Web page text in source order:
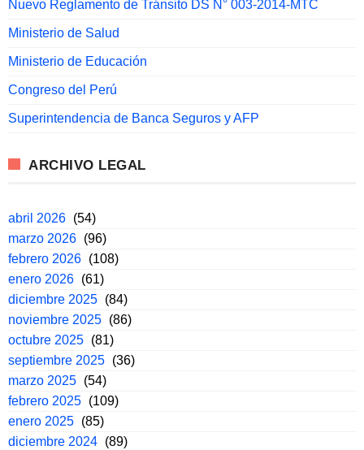
Nuevo Reglamento de Tránsito DS N° 003-2014-MTC
Ministerio de Salud
Ministerio de Educación
Congreso del Perú
Superintendencia de Banca Seguros y AFP
ARCHIVO LEGAL
abril 2026 (54)
marzo 2026 (96)
febrero 2026 (108)
enero 2026 (61)
diciembre 2025 (84)
noviembre 2025 (86)
octubre 2025 (81)
septiembre 2025 (36)
marzo 2025 (54)
febrero 2025 (109)
enero 2025 (85)
diciembre 2024 (89)